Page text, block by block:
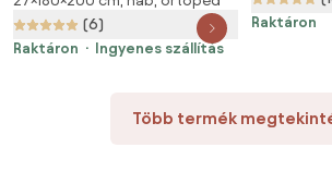
180x200 cm Premium Black
Multizone – Moonia
(6)
Raktáron
Ingyenes szállítás
Raktáron
Több termék